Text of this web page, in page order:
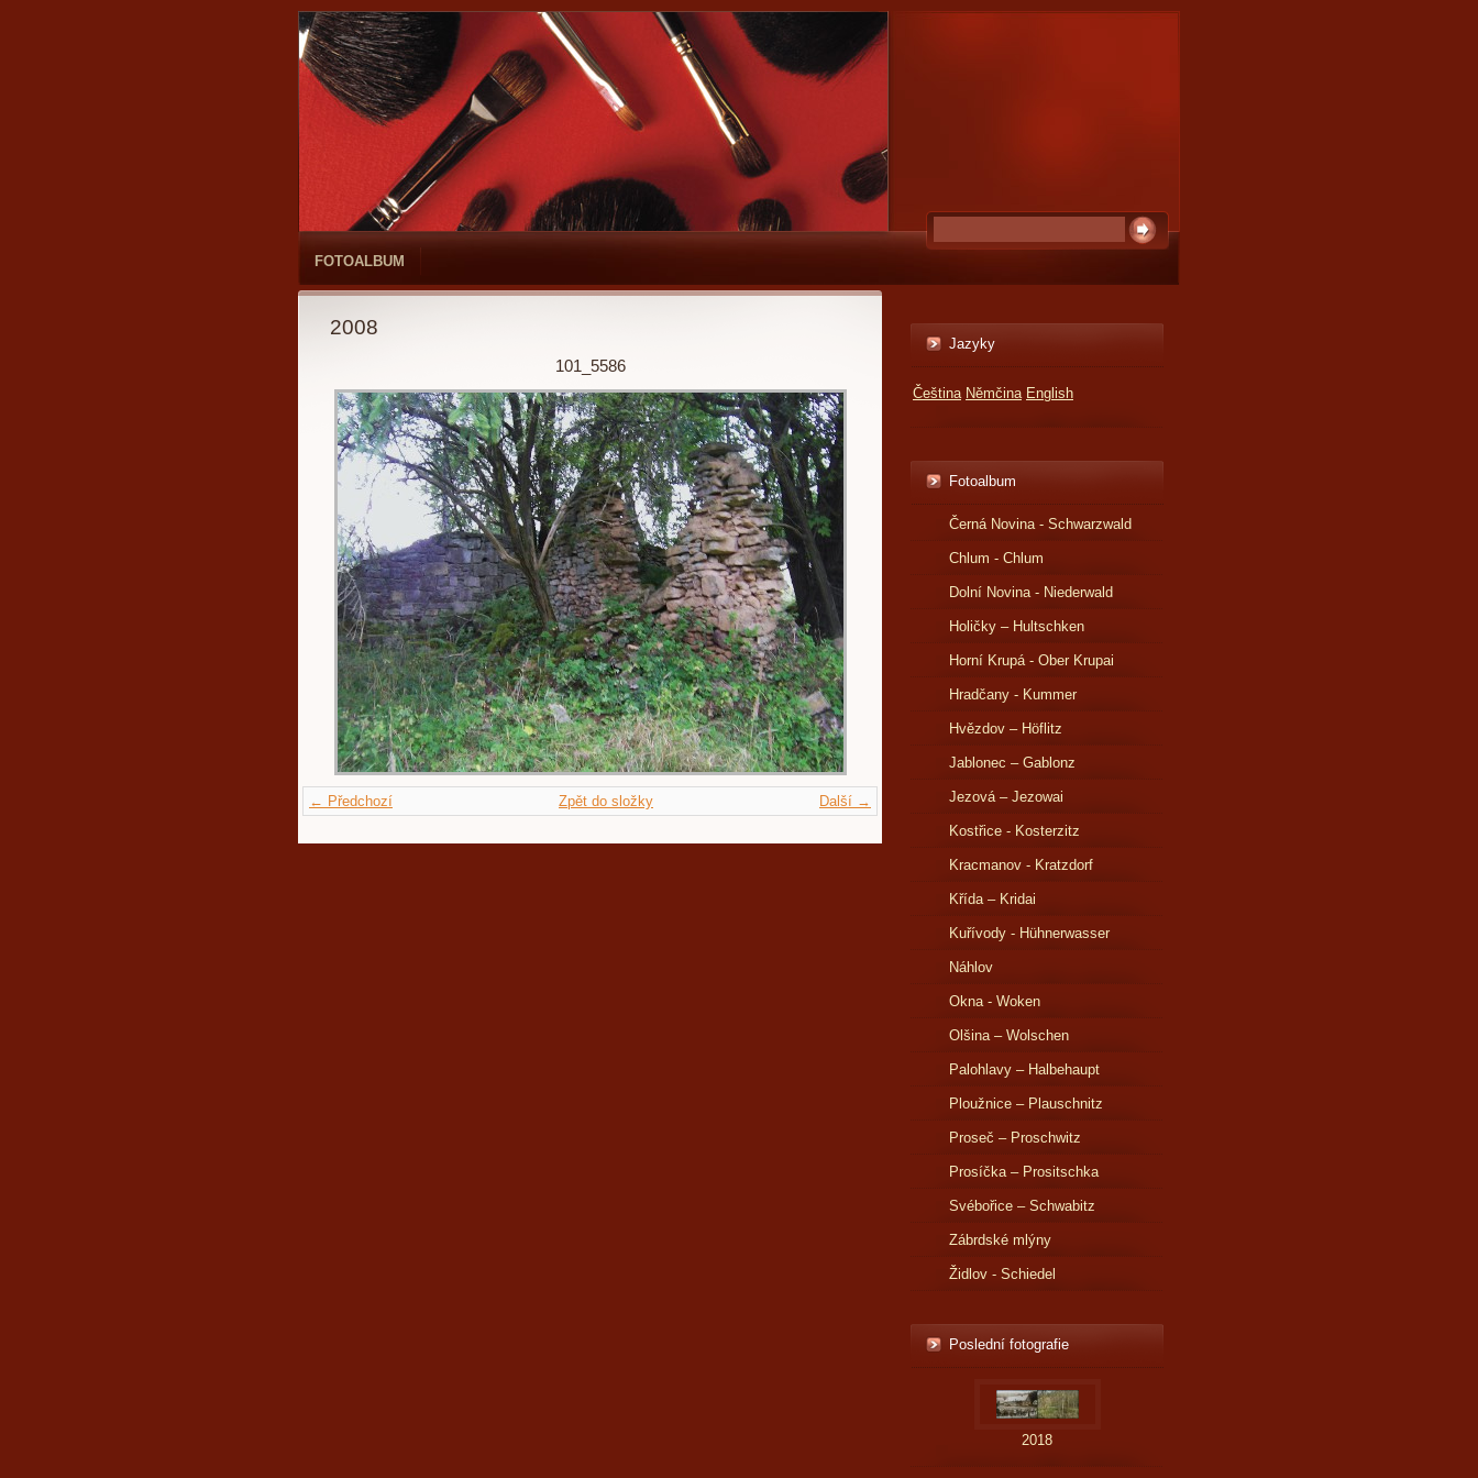
FOTOALBUM
2008
101_5586
← Předchozí Další →
Zpět do složky
Jazyky
Čeština Němčina English
Fotoalbum
Černá Novina - Schwarzwald
Chlum - Chlum
Dolní Novina - Niederwald
Holičky – Hultschken
Horní Krupá - Ober Krupai
Hradčany - Kummer
Hvězdov – Höflitz
Jablonec – Gablonz
Jezová – Jezowai
Kostřice - Kosterzitz
Kracmanov - Kratzdorf
Křída – Kridai
Kuřívody - Hühnerwasser
Náhlov
Okna - Woken
Olšina – Wolschen
Palohlavy – Halbehaupt
Ploužnice – Plauschnitz
Proseč – Proschwitz
Prosíčka – Prositschka
Svébořice – Schwabitz
Zábrdské mlýny
Židlov - Schiedel
Poslední fotografie
2018